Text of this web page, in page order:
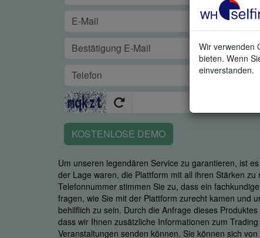
Wir verwenden
bieten. Wenn
einverstanden.
KOSTENLOSE DEMO
Um unseren legendären Service zu garantieren, ist
der Lage waren, die Plattform mit all ihren Stärken
Telefonnummer stimmen Sie zu, dass ein
fragen, wie Sie mit der Plattform zurecht kamen und
behilflich zu sein. Durch die Anfrage dieses
dass wir Ihnen zusätzliche Informationen zum
Veranstaltungen senden können. Sie können sich